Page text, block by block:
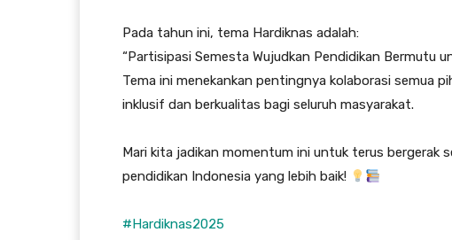
Pada tahun ini, tema Hardiknas adalah:
“Partisipasi Semesta Wujudkan Pendidikan Bermutu
Tema ini menekankan pentingnya kolaborasi semua
inklusif dan berkualitas bagi seluruh masyarakat.
Mari kita jadikan momentum ini untuk terus bergerak
pendidikan Indonesia yang lebih baik!
#Hardiknas2025